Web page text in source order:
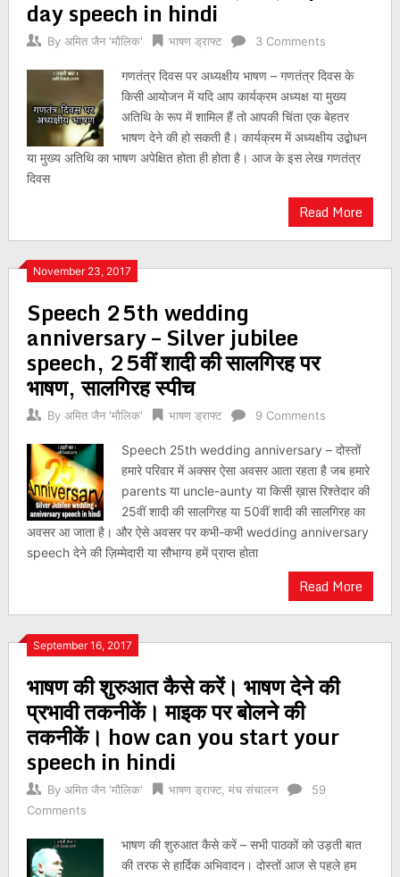
day speech in hindi
By अमित जैन 'मौलिक' भाषण ड्राफ्ट 3 Comments
गणतंत्र दिवस पर अध्यक्षीय भाषण – गणतंत्र दिवस के
किसी आयोजन में यदि आप कार्यक्रम अध्यक्ष या मुख्य
अतिथि के रूप में शामिल हैं तो आपकी चिंता एक बेहतर
भाषण देने की हो सकती है। कार्यक्रम में अध्यक्षीय उद्बोधन
या मुख्य अतिथि का भाषण अपेक्षित होता ही होता है। आज के इस लेख गणतंत्र
दिवस
Read More
November 23, 2017
Speech 25th wedding
anniversary – Silver jubilee
speech, 25वीं शादी की सालगिरह पर
भाषण, सालगिरह स्पीच
By अमित जैन 'मौलिक' भाषण ड्राफ्ट 9 Comments
Speech 25th wedding anniversary – दोस्तों
हमारे परिवार में अक्सर ऐसा अवसर आता रहता है जब हमारे
parents या uncle-aunty या किसी ख़ास रिश्तेदार की
25वीं शादी की सालगिरह या 50वीं शादी की सालगिरह का
अवसर आ जाता है। और ऐसे अवसर पर कभी-कभी wedding anniversary
speech देने की ज़िम्मेदारी या सौभाग्य हमें प्राप्त होता
Read More
September 16, 2017
भाषण की शुरुआत कैसे करें। भाषण देने की
प्रभावी तकनीकें। माइक पर बोलने की
तकनीकें। how can you start your
speech in hindi
By अमित जैन 'मौलिक' भाषण ड्राफ्ट, मंच संचालन
59
Comments
भाषण की शुरुआत कैसे करें – सभी पाठकों को उड़ती बात
की तरफ से हार्दिक अभिवादन। दोस्तों आज से पहले हम